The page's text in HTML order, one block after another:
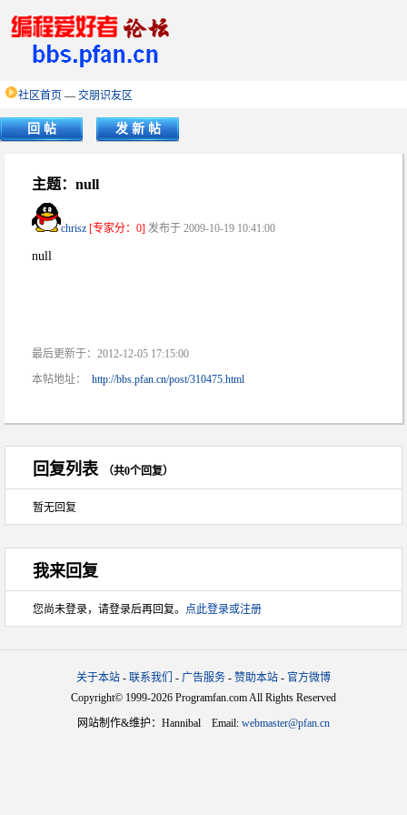
社区首页 — 交朋识友区
回 帖 发 新 帖
主题：null
chrisz [专家分：0] 发布于 2009-10-19 10:41:00
null
最后更新于：2012-12-05 17:15:00
本帖地址： http://bbs.pfan.cn/post/310475.html
回复列表 （共0个回复）
暂无回复
我来回复
您尚未登录，请登录后再回复。 点此登录或注册
关于本站 - 联系我们 - 广告服务 - 赞助本站 - 官方微博
Copyright© 1999-2026 Programfan.com All Rights Reserved
网站制作&维护：Hannibal Email: webmaster@pfan.cn